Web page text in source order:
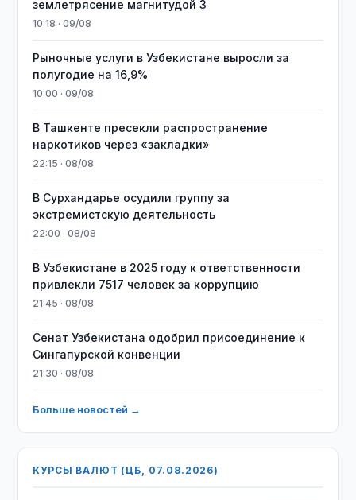
землетрясение магнитудой 3
10:18 · 09/08
Рыночные услуги в Узбекистане выросли за
полугодие на 16,9%
10:00 · 09/08
В Ташкенте пресекли распространение
наркотиков через «закладки»
22:15 · 08/08
В Сурхандарье осудили группу за
экстремистскую деятельность
22:00 · 08/08
В Узбекистане в 2025 году к ответственности
привлекли 7517 человек за коррупцию
21:45 · 08/08
Сенат Узбекистана одобрил присоединение к
Сингапурской конвенции
21:30 · 08/08
Больше новостей →
КУРСЫ ВАЛЮТ (ЦБ, 07.08.2026)